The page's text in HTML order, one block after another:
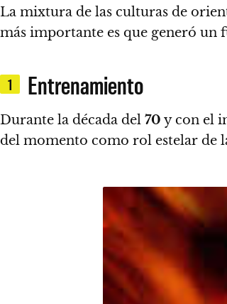
La mixtura de las culturas de
más importante es que generó
1 Entrenamiento
Durante la década del 70 y con el
del momento como rol estelar de